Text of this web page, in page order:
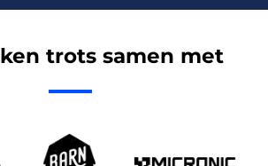
trots samen met